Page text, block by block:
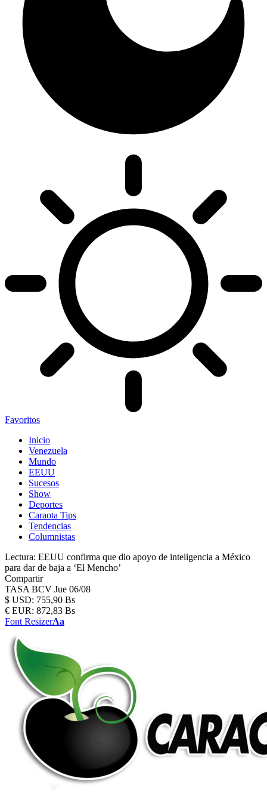
Favoritos
Inicio
Venezuela
Mundo
EEUU
Sucesos
Show
Deportes
Caraota Tips
Tendencias
Columnistas
Lectura: EEUU confirma que dio apoyo de inteligencia a México
para dar de baja a ‘El Mencho’
Compartir
TASA BCV Jue 06/08
$ USD: 755,90 Bs
€ EUR: 872,83 Bs
Font ResizerAa